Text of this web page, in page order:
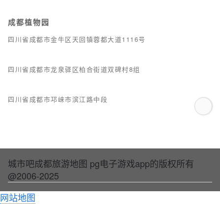
成都植物园
四川省成都市金牛区天回镇蓉都大道1116号
四川省成都市龙泉驿区柏合街道双碑村8组
四川省成都市邛崃市滨江路中段
城市吧成都旅游地图 pg电子游戏app的版权所有
@2006-2025
网站地图